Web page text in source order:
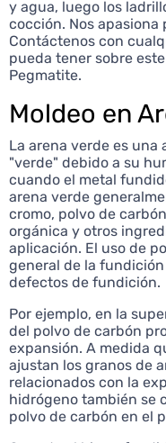
y agua, luego los
cocción. Nos
Contáctenos con
pueda tener sobre
Pegmatite.
Moldeo en
La arena verde es una
"verde" debido a su
cuando el metal
arena verde
cromo, polvo de
orgánica y otros
aplicación. El uso de
general de la
defectos de fundición.
Por ejemplo, en la
del polvo de carbón
expansión. A medida
ajustan los granos de
relacionados con la
hidrógeno también se
polvo de carbón en el